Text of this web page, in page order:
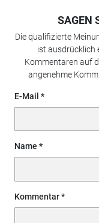
SAGEN
Die qualifizierte
ist ausdrücklich
Kommentaren auf
angenehme
E-Mail
Name
Kommentar